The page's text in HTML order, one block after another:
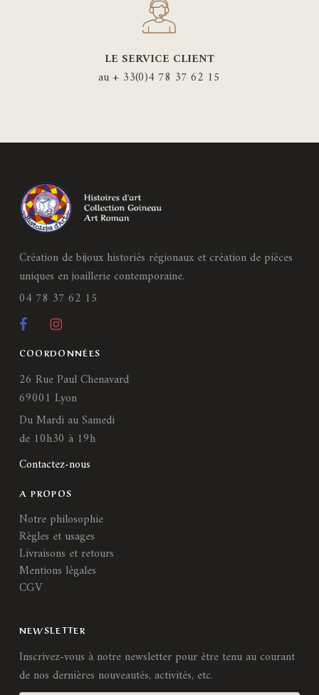
LE SERVICE CLIENT
au + 33(0)4 78 37 62 15
Création de bijoux historiés régionaux et création de pièces
uniques en joaillerie contemporaine.
04 78 37 62 15
COORDONNÉES
26 Rue Paul Chenavard
69001 Lyon
Du Mardi au Samedi
de 10h30 à 19h
Contactez-nous
A PROPOS
Notre philosophie
Règles et usages
Livraisons et retours
Mentions légales
CGV
NEWSLETTER
Inscrivez-vous à notre newsletter pour être tenu au courant
de nos dernières nouveautés, activités, etc.